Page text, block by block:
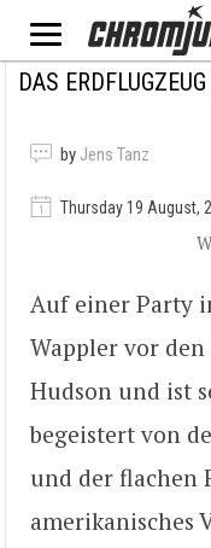
DAS ERDFLUGZEUG
by Jens Tanz
Thursday 19 August,
Auf einer Party
Wappler vor
Hudson und ist
begeistert von
und der flachen
amerikanisches